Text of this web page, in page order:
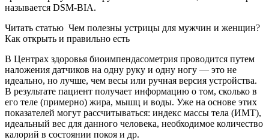
называется DSM-BIA.
Читать статью Чем полезны устрицы для мужчин и женщин?
Как открыть и правильно есть
В Центрах здоровья биоимпендасометрия проводится путем
наложения датчиков на одну руку и одну ногу — это не
идеально, но лучше, чем весы или ручная версия устройства.
В результате пациент получает информацию о том, сколько в
его теле (примерно) жира, мышц и воды. Уже на основе этих
показателей могут рассчитываться: индекс массы тела (ИМТ),
идеальный вес для данного человека, необходимое количество
калорий в состоянии покоя и др.